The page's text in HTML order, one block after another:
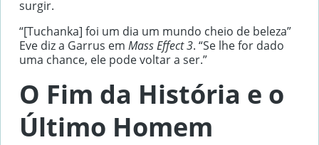
surgir.
“[Tuchanka] foi um dia um mundo cheio de beleza”
Eve diz a Garrus em Mass Effect 3. “Se lhe for dado
uma chance, ele pode voltar a ser.”
O Fim da História e o
Último Homem